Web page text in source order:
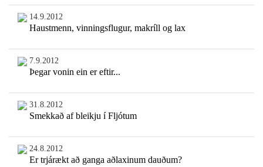
14.9.2012
Haustmenn, vinningsflugur, makríll og lax
7.9.2012
Þegar vonin ein er eftir...
31.8.2012
Smekkað af bleikju í Fljótum
24.8.2012
Er trjárækt að ganga aðlaxinum dauðum?